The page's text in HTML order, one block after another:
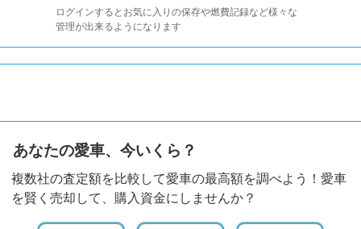
ログインするとお気に入りの保存や燃費記録など様々な
管理が出来るようになります
あなたの愛車、今いくら？
複数社の査定額を比較して愛車の最高額を調べよう！愛車
を賢く売却して、購入資金にしませんか？